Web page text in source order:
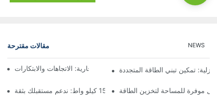
مقالات مقترحة NEWS
مستقبل تخزين البطاريات التجارية: الاتجاهات والابتكارات
تمكين تبني الطاقة المتجددة
تخزين البطارية بقدرة 15 كيلو واط: ندعم مستقبلك بثقة
موفرة للمساحة لتخزين الطاقة